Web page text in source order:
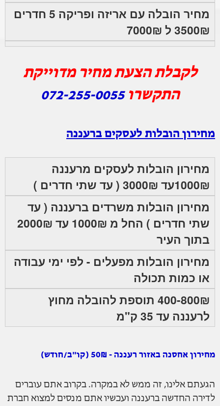
מחיר הובלה עם אריזה ופריקה 5 חדרים
3500₪ ל 7000₪
לקבלת הצעת מחיר מדוייקת
התקשרו072-255-0055
מחירון הובלות לעסקים ברעננה
מחירון הובלות לעסקים מרעננה
1000₪עד 3000₪ ( עד שתי חדרים )
מחירון הובלות משרדים ברעננה ( עד
שתי חדרים ) החל מ 1000₪ עד 2000₪
בתוך העיר
מחירון הובלות מפעלים - לפי ימי עבודה
או כמות תכולה
400-800₪ תוספת להובלה מחוץ
לרעננה עד 35 ק"מ
מחירון אחסנה באזור רעננה - 50₪ (קו"ב/חודש)
הגעתם אלינו, זה ממש לא במקרה. בקרוב אתם עוברים
לדירה החדשה ברעננה ועכשיו אתם מנסים למצוא חברת